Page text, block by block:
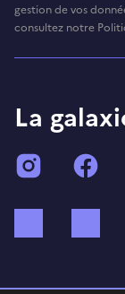
gestion de vos
consultez notre
La
Instagram